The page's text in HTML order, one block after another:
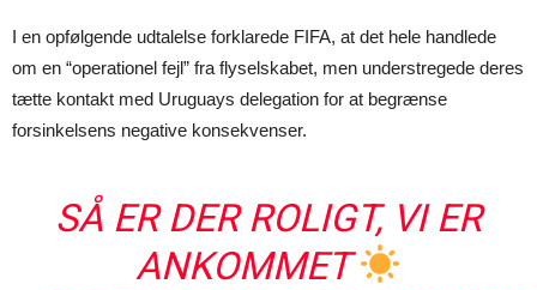
I en opfølgende udtalelse forklarede FIFA, at det hele handlede
om en “operationel fejl” fra flyselskabet, men understregede deres
tætte kontakt med Uruguays delegation for at begrænse
forsinkelsens negative konsekvenser.
SÅ ER DER ROLIGT, VI ER
ANKOMMET